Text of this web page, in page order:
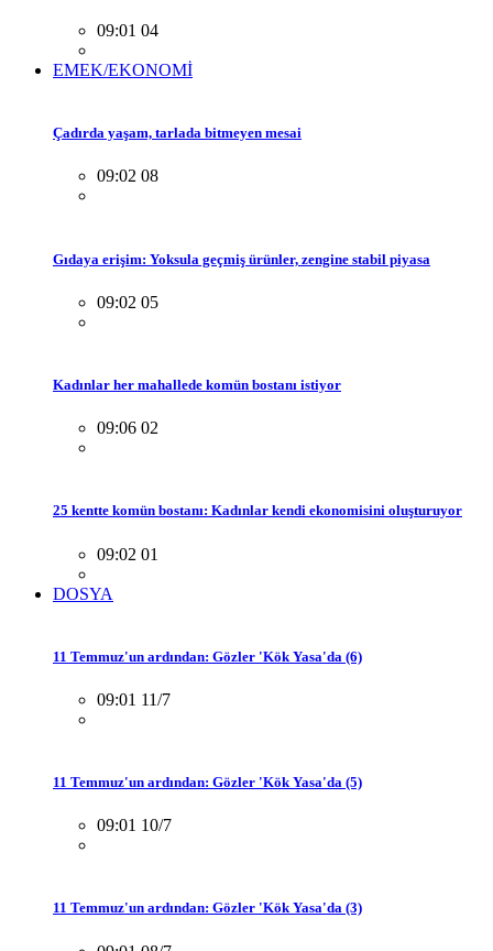
09:01 04
EMEK/EKONOMİ
Çadırda yaşam, tarlada bitmeyen mesai
09:02 08
Gıdaya erişim: Yoksula geçmiş ürünler, zengine stabil piyasa
09:02 05
Kadınlar her mahallede komün bostanı istiyor
09:06 02
25 kentte komün bostanı: Kadınlar kendi ekonomisini oluşturuyor
09:02 01
DOSYA
11 Temmuz'un ardından: Gözler 'Kök Yasa'da (6)
09:01 11/7
11 Temmuz'un ardından: Gözler 'Kök Yasa'da (5)
09:01 10/7
11 Temmuz'un ardından: Gözler 'Kök Yasa'da (3)